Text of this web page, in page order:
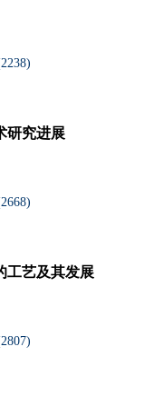
2238)
研究进展
2668)
工艺及其发展
2807)